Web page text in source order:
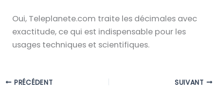
Oui, Teleplanete.com traite les décimales avec
exactitude, ce qui est indispensable pour les
usages techniques et scientifiques.
PRÉCÉDENT SUIVANT